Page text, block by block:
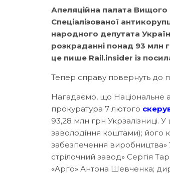
Апеляційна палата Вищого
Спеціалізованої
народного депутата
розкраданні понад 93 млн
це пише Rail.insider із
Тепер справу повернуть до
Нагадаємо, що Національне
прокуратура 7 лютого
93,28 млн грн Укрзалізниці.
заволодіння коштами); його
забезпечення
стрілочний завод» Сергія
«Арго» Антона Шевченка;